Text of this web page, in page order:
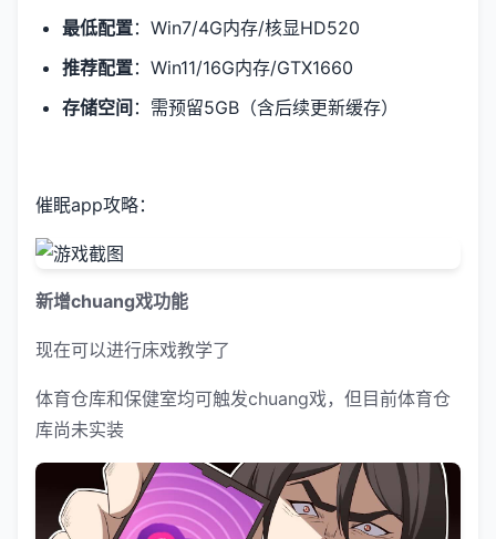
​最低配置​​：Win7/4G内存/核显HD520
​推荐配置​​：Win11/16G内存/GTX1660
​存储空间​ ​：需预留5GB（含后续更新缓存）
催眠app攻略：
新增chuang戏功能
现在可以进行床戏教学了
体育仓库和保健室均可触发chuang戏，但目前体育仓
库尚未实装